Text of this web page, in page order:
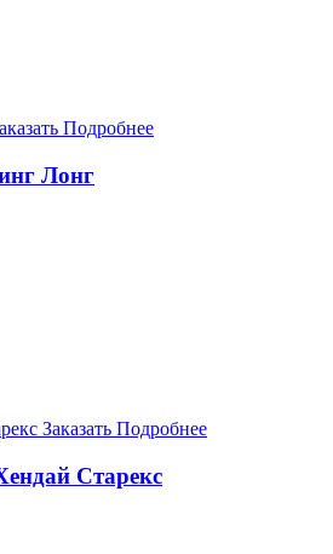
Подробнее
Лонг
Заказать Подробнее
Старекс